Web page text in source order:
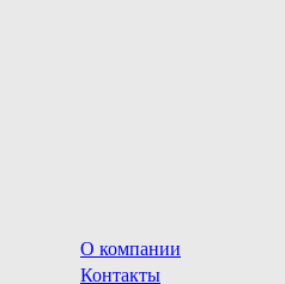
О компании
Контакты